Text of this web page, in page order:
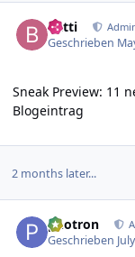
batti
Geschrieben
Sneak Preview: 11
Blogeintrag
2 months later...
photron
Geschrieben